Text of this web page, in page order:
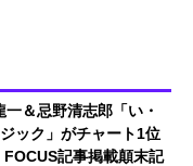
＆忌野清志郎「い・
ック」がチャート1位
記事掲載顛末記